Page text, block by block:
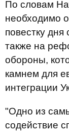
По словам
необходимо
повестку
также на
обороны,
камнем для
интеграции
"Одно из
содействие